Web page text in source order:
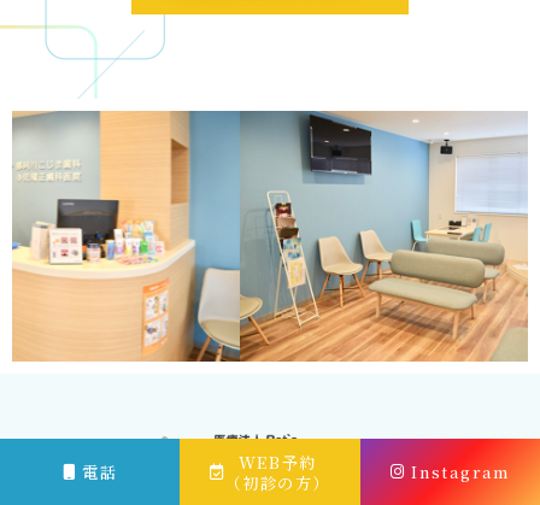
電話
WEB予約
（初診の方）
Instagram